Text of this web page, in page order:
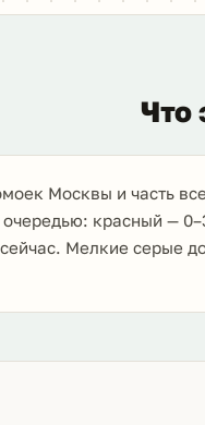
Что
Москвы и часть
красный —
Мелкие серые